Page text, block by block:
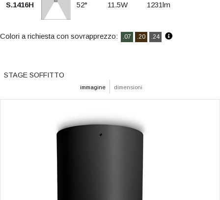
S.1416H 52° 11.5W 1231lm
Colori a richiesta con sovrapprezzo: .07 .20 .24
immagine dimensioni
STAGE SOFFITTO